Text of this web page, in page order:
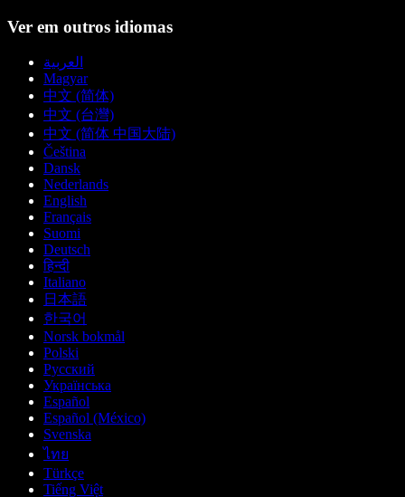
Ver em outros idiomas
العربية
Magyar
中文 (简体)
中文 (台灣)
中文 (简体 中国大陆)
Čeština
Dansk
Nederlands
English
Français
Suomi
Deutsch
हिन्दी
Italiano
日本語
한국어
Norsk bokmål
Polski
Русский
Українська
Español
Español (México)
Svenska
ไทย
Türkçe
Tiếng Việt